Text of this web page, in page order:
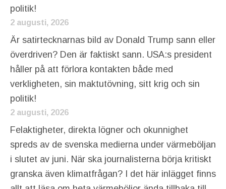
politik!
2 augusti, 2026
Är satirtecknarnas bild av Donald Trump sann eller
överdriven? Den är faktiskt sann. USA:s president
håller på att förlora kontakten både med
verkligheten, sin maktutövning, sitt krig och sin
politik!
2 augusti, 2026
Felaktigheter, direkta lögner och okunnighet
spreds av de svenska medierna under värmeböljan
i slutet av juni. När ska journalisterna börja kritiskt
granska även klimatfrågan? I det här inlägget finns